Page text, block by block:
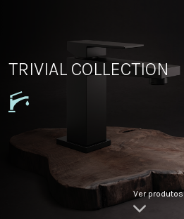
TRIVIAL COLLECTION
Ver produtos